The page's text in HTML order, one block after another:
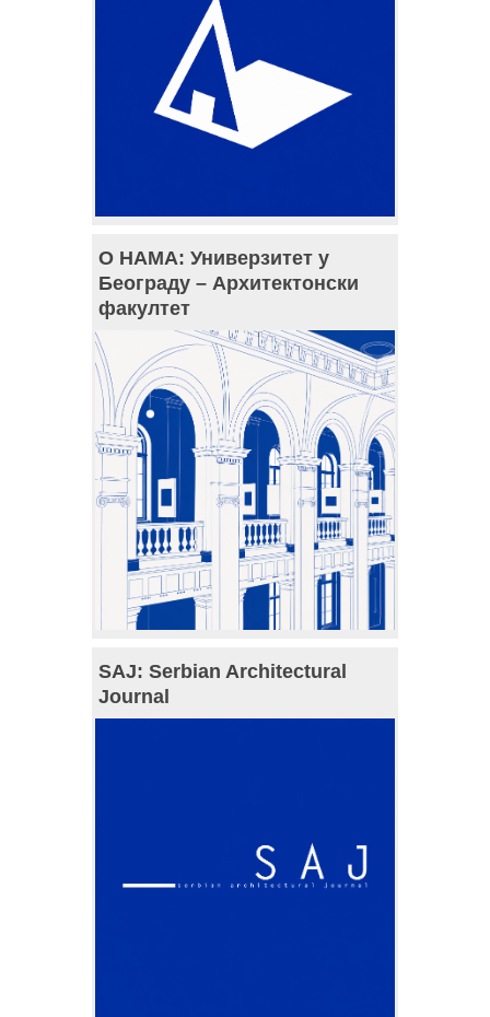
О НАМА: Универзитет у
Београду – Архитектонски
факултет
SAJ: Serbian Architectural
Journal